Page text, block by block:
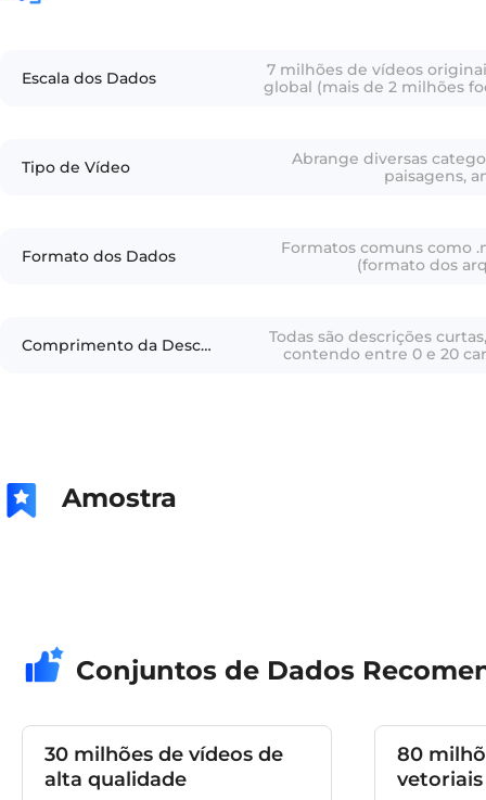
Escala dos Dados
7 milhões de vídeos
global (mais de 2 milhões
Tipo de Vídeo
Abrange diversas
paisagens,
Formato dos Dados
Formatos comuns como
(formato dos
Comprimento da Descrição textual
Todas são descrições
contendo entre 0 e 20
Amostra
Conjuntos de Dados
30 milhões de vídeos de
alta qualidade
80
vetoriais